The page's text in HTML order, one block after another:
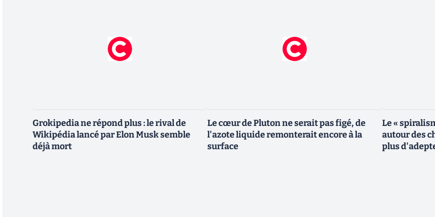
Grokipedia ne répond plus : le rival de
Wikipédia lancé par Elon Musk semble
déjà mort
Le cœur de Pluton ne serait pas figé, de
l'azote liquide remonterait encore à la
surface
Le «
autour des
plus